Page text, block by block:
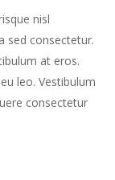
nisl
sed consectetur.
at eros.
leo. Vestibulum
consectetur